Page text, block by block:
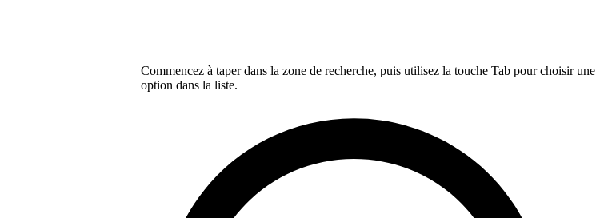
Commencez à taper dans la zone de recherche, puis utilisez la touche Tab pour choisir une
option dans la liste.